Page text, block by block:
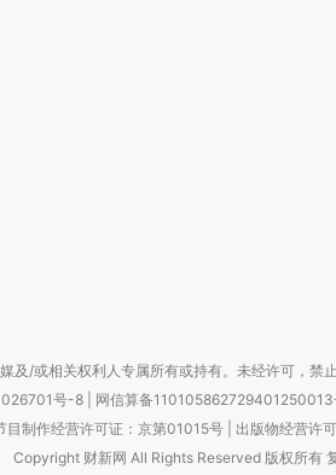
及/或相关权利人专属所有或持有。未经许可，禁
号-8 网信算备110105862729401250013
目制作经营许可证：京第01015号| 出版物经营许
Copyright 财新网 All Rights Reserved 版权所有